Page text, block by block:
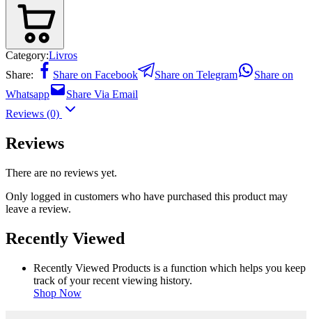
Category:Livros
Share:
Share on Facebook Share on Telegram
Share on
Whatsapp
Share Via Email
Reviews (0)
Reviews
There are no reviews yet.
Only logged in customers who have purchased this product may
leave a review.
Recently Viewed
Recently Viewed Products is a function which helps you keep
track of your recent viewing history.
Shop Now